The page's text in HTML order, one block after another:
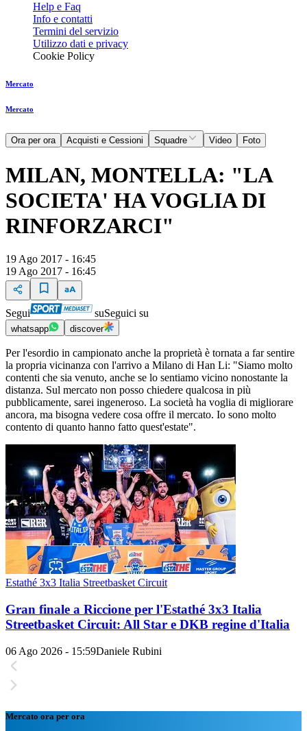
Help e Faq
Info e contatti
Termini del servizio
Utilizzo dati e privacy
Cookie Policy
Mercato
Mercato
Ora per ora Acquisti e Cessioni Squadre Video Foto
MILAN, MONTELLA: "LA
SOCIETA' HA VOGLIA DI
RINFORZARCI"
19 Ago 2017 - 16:45
19 Ago 2017 - 16:45
Segui suSeguici su
whatsapp discover
Per l'esordio in campionato anche la proprietà è tornata a far sentire
la propria vicinanza con l'arrivo a Milano di Han Li: "Siamo molto
contenti che sia venuto, anche se lo sentiamo vicino nonostante la
distanza. Sul mercato non posso chiedere qualcosa in più
pubblicamente, sarei ingeneroso. La società ha voglia di migliorare
ancora, ma bisogna vedere cosa offre il mercato. Io sono molto
contento di quanto hanno fatto quest'estate".
Estathé 3x3 Italia Streetbasket Circuit
Gran finale a Riccione per l'Estathé 3x3 Italia
Streetbasket Circuit: All Star e DKB regine d'Italia
06 Ago 2026 - 15:59Daniele Rubini
Mercato ora per ora